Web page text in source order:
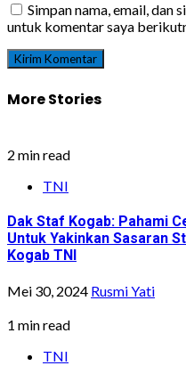
Simpan nama, email, dan
untuk komentar saya
More Stories
2 min read
TNI
Dak Staf Kogab: Pahami
Untuk Yakinkan Sasaran
Kogab TNI
Mei 30, 2024 Rusmi Yati
1 min read
TNI